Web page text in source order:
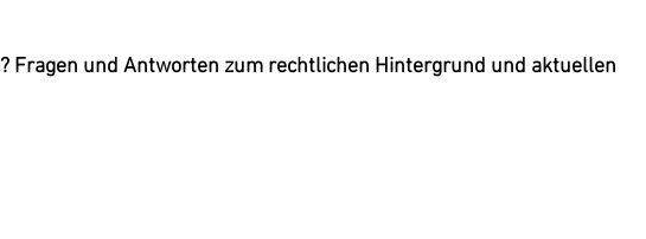
Fragen und Antworten zum rechtlichen Hintergrund und aktuellen